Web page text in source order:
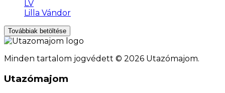
LV
Lilla Vándor
Továbbiak betöltése
Minden tartalom jogvédett © 2026 Utazómajom.
Utazómajom